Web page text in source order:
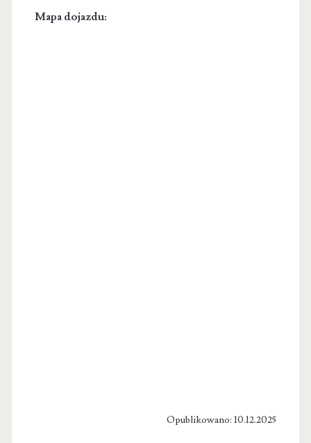
Mapa dojazdu:
Opublikowano: 10.12.2025